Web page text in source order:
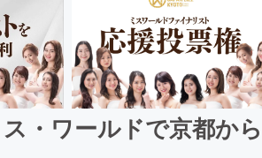
・ワールドで京都か